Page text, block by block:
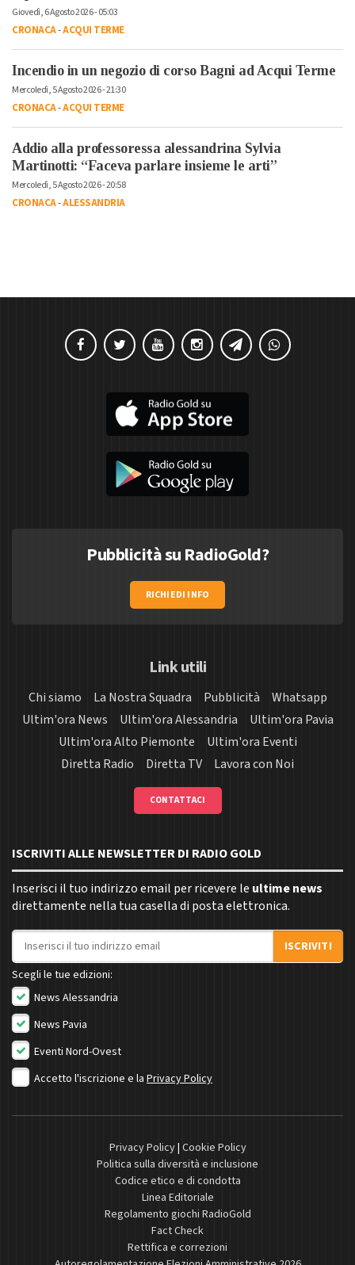
Giovedì, 6 Agosto 2026 - 05:03
CRONACA-ACQUI TERME
Incendio in un negozio di corso Bagni ad Acqui Terme
Mercoledì, 5 Agosto 2026 - 21:30
CRONACA-ACQUI TERME
Addio alla professoressa alessandrina Sylvia
Martinotti: “Faceva parlare insieme le arti”
Mercoledì, 5 Agosto 2026 - 20:58
CRONACA-ALESSANDRIA
Pubblicità su RadioGold?
RICHIEDI INFO
Link utili
Chi siamo La Nostra Squadra Pubblicità
Whatsapp
Ultim'ora News
Ultim'ora Alessandria
Ultim'ora Pavia
Ultim'ora Alto Piemonte
Ultim'ora Eventi
Diretta Radio
Diretta TV Lavora con Noi
CONTATTACI
ISCRIVITI ALLE NEWSLETTER DI RADIO GOLD
Inserisci il tuo indirizzo email per ricevere le ultime news
direttamente nella tua casella di posta elettronica.
Indirizzo email
ISCRIVITI
Scegli le tue edizioni:
News Alessandria
News Pavia
Eventi Nord-Ovest
Accetto l'iscrizione e la Privacy Policy
Privacy Policy| Cookie Policy
Politica sulla diversità e inclusione
Codice etico e di condotta
Linea Editoriale
Regolamento giochi RadioGold
Fact Check
Rettifica e correzioni